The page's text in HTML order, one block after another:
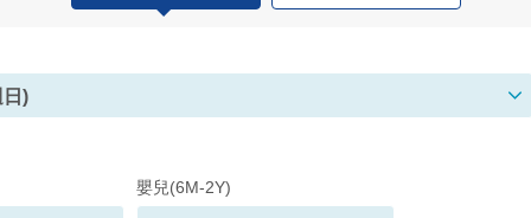
)
嬰兒(6M-2Y)